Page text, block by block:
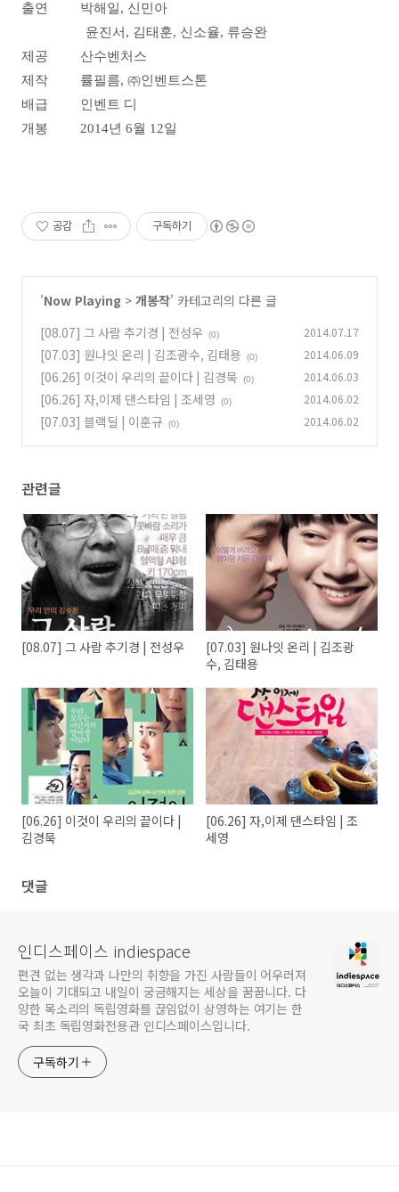
출연 박해일, 신민아
윤진서, 김태훈, 신소율, 류승완
제공 산수벤처스
제작 률필름, ㈜인벤트스톤
배급 인벤트 디
개봉 2014년 6월 12일
공감 구독하기
'Now Playing > 개봉작' 카테고리의 다른 글
[08.07] 그 사람 추기경 | 전성우
(0) 2014.07.17
[07.03] 원나잇 온리 | 김조광수, 김태용 (0) 2014.06.09
[06.26] 이것이 우리의 끝이다 | 김경묵 (0) 2014.06.03
[06.26] 자,이제 댄스타임 | 조세영 (0) 2014.06.02
[07.03] 블랙딜 | 이훈규 (0) 2014.06.02
관련글
[08.07] 그 사람 추기경 | 전성우
[07.03] 원나잇 온리 | 김조광
수, 김태용
[06.26] 이것이 우리의 끝이다 |
김경묵
[06.26] 자,이제 댄스타임 | 조
세영
댓글
인디스페이스 indiespace
편견 없는 생각과 나만의 취향을 가진 사람들이 어우러져
오늘이 기대되고 내일이 궁금해지는 세상을 꿈꿉니다. 다
양한 목소리의 독립영화를 끊임없이 상영하는 여기는 한
국 최초 독립영화전용관 인디스페이스입니다.
구독하기